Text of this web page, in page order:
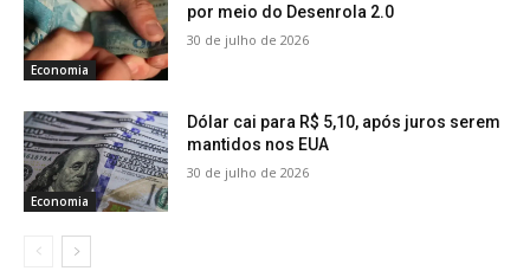
Economia
por meio do Desenrola 2.0
30 de julho de 2026
Economia
Dólar cai para R$ 5,10, após juros serem
mantidos nos EUA
30 de julho de 2026